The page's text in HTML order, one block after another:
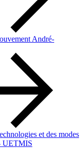
André-
et des modes
UETMIS